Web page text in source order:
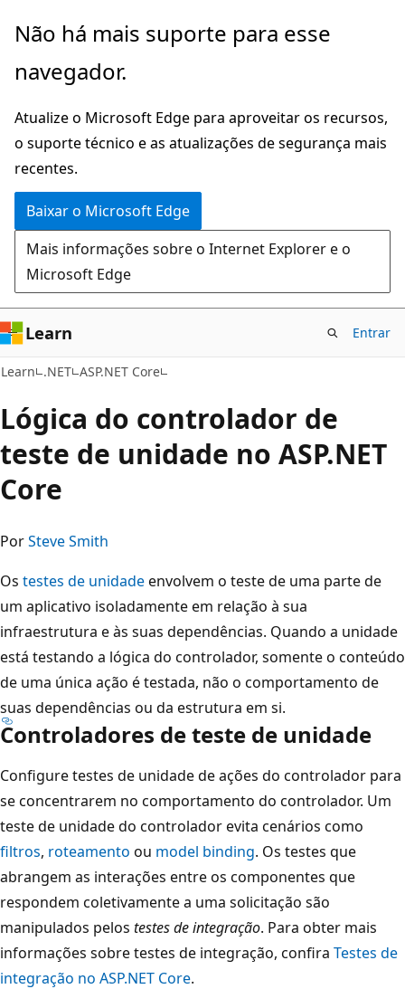
Pular
o
principal
Não há mais suporte para esse
navegador.
Atualize o Microsoft Edge para aproveitar os recursos,
o suporte técnico e as atualizações de segurança mais
recentes.
Baixar o Microsoft Edge
Mais informações sobre o Internet Explorer e o
Microsoft Edge
Learn Entrar
Learn .NET ASP.NET Core
Lógica do controlador de
teste de unidade no ASP.NET
Core
PorSteve Smith
Os testes de unidadeenvolvem o teste de uma parte de
um aplicativo isoladamente em relação à sua
infraestrutura e às suas dependências. Quando a unidade
está testando a lógica do controlador, somente o conteúdo
de uma única ação é testada, não o comportamento de
suas dependências ou da estrutura em si.
Controladores de teste de unidade
Configure testes de unidade de ações do controlador para
se concentrarem no comportamento do controlador. Um
teste de unidade do controlador evita cenários como
filtros, roteamento ou model binding. Os testes que
abrangem as interações entre os componentes que
respondem coletivamente a uma solicitação são
manipulados pelos testes de integração. Para obter mais
informações sobre testes de integração, confira Testes de
integração no ASP.NET Core.